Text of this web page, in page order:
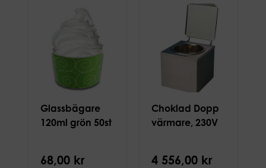
Glassbägare
120ml grön 50st
68,00 kr
Choklad Dopp
värmare, 230V
4 556,00 kr